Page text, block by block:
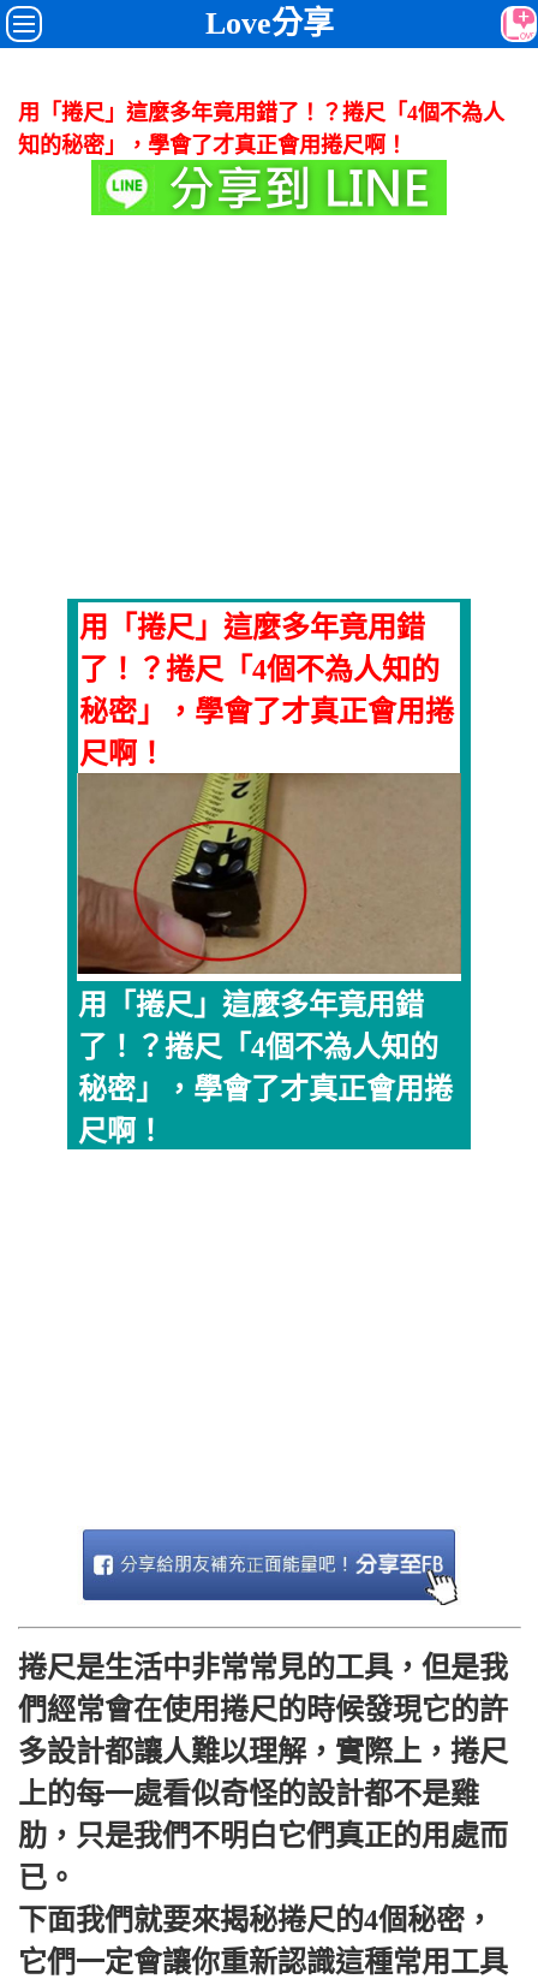
Love分享
用「捲尺」這麼多年竟用錯了！？捲尺「4個不為人
知的秘密」，學會了才真正會用捲尺啊！
用「捲尺」這麼多年竟用錯
了！？捲尺「4個不為人知的
秘密」，學會了才真正會用捲
尺啊！
用「捲尺」這麼多年竟用錯
了！？捲尺「4個不為人知的
秘密」，學會了才真正會用捲
尺啊！
捲尺是生活中非常常見的工具，但是我
們經常會在使用捲尺的時候發現它的許
多設計都讓人難以理解，實際上，捲尺
上的每一處看似奇怪的設計都不是雞
肋，只是我們不明白它們真正的用處而
已。
下面我們就要來揭秘捲尺的4個秘密，
它們一定會讓你重新認識這種常用工具